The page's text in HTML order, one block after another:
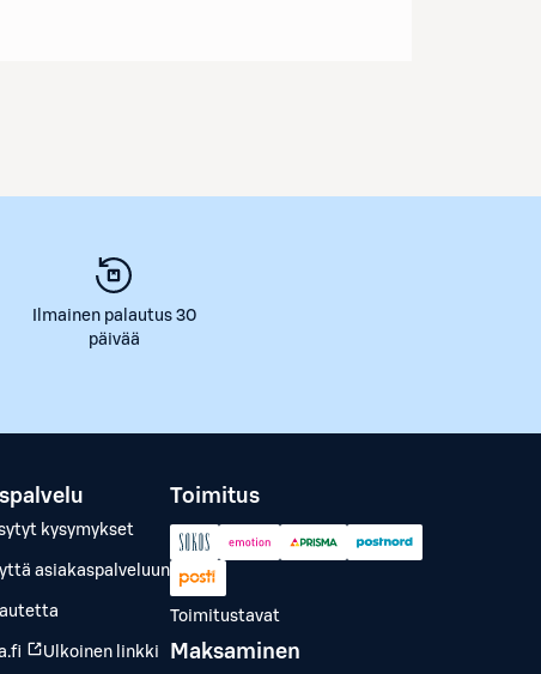
Ilmainen palautus 30
päivää
kysymykset
asiakaspalveluun
Ulkoinen linkki
Toimitus
Toimitustavat
Maksaminen